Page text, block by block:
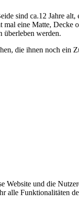
sind ca.12 Jahre alt,
eine Matte, Decke
überleben werden.
die ihnen noch ein
Website und die
alle Funktionalitäten